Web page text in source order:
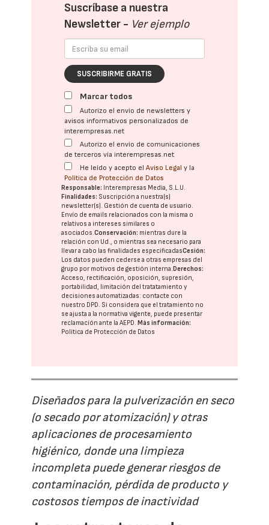
Suscríbase a nuestra
Newsletter - Ver ejemplo
SUSCRIBIRME GRATIS
Marcar todos
Autorizo el envío de newsletters y
avisos informativos personalizados de
interempresas.net
Autorizo el envío de comunicaciones
de terceros vía interempresas.net
He leído y acepto elAviso Legal y la
Política de Protección de Datos
Responsable: Interempresas Media, S.L.U.
Finalidades: Suscripción a nuestra(s)
newsletter(s). Gestión de cuenta de usuario.
Envío de emails relacionados con la misma o
relativos a intereses similares o
asociados.Conservación: mientras dure la
relación con Ud., o mientras sea necesario para
llevar a cabo las finalidades especificadasCesión:
Los datos pueden cederse a otras empresas del
grupo por motivos de gestión interna. Derechos:
Acceso, rectificación, oposición, supresión,
portabilidad, limitación del tratatamiento y
decisiones automatizadas: contacte con
nuestro DPD. Si considera que el tratamiento no
se ajusta a la normativa vigente, puede presentar
reclamación ante laAEPD. Más información:
Política de Protección de Datos
Diseñados para la pulverización en seco
(o secado por atomización) y otras
aplicaciones de procesamiento
higiénico, donde una limpieza
incompleta puede generar riesgos de
contaminación, pérdida de producto y
costosos tiempos de inactividad